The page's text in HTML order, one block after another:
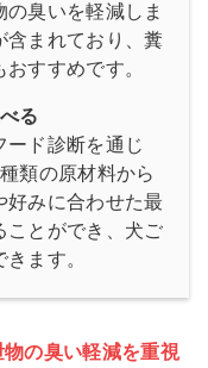
臭いを軽減しま
含まれており、糞
すすめです。
る
ード診断を通じ
類の原材料から
好みに合わせた最
ことができ、犬ご
ます。
の臭い軽減を重視